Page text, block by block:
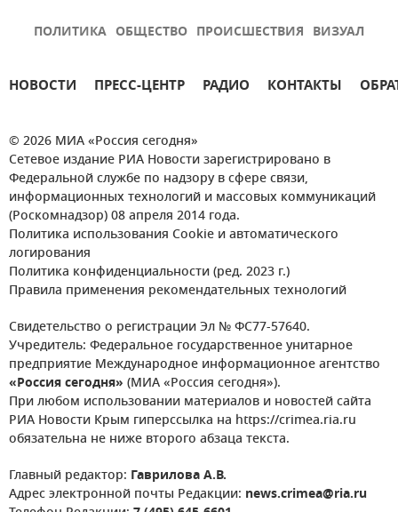
ПОЛИТИКА ОБЩЕСТВО ПРОИСШЕСТВИЯ ВИЗУАЛ
НОВОСТИ ПРЕСС-ЦЕНТР РАДИО КОНТАКТЫ
© 2026 МИА «Россия сегодня»
Сетевое издание РИА Новости зарегистрировано в
Федеральной службе по надзору в сфере связи,
информационных технологий и массовых коммуникаций
(Роскомнадзор) 08 апреля 2014 года.
Политика использования Cookie и автоматического
логирования
Политика конфиденциальности (ред. 2023 г.)
Правила применения рекомендательных технологий
Свидетельство о регистрации Эл № ФС77-57640.
Учредитель: Федеральное государственное унитарное
предприятие Международное информационное агентство
«Россия сегодня» (МИА «Россия сегодня»).
При любом использовании материалов и новостей сайта
РИА Новости Крым гиперссылка на https://crimea.ria.ru
обязательна не ниже второго абзаца текста.
Главный редактор: Гаврилова А.В.
Адрес электронной почты Редакции: news.crimea@ria.ru